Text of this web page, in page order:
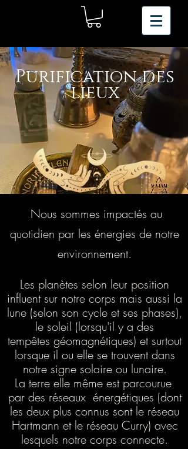
Purification des
lieux
.Nous sommes impactés au
quotidien par les énergies de notre
environnement.
Les planètes selon leur position
influent sur notre corps mais aussi la
lune (selon son cycle et ses phases),
le soleil (lorsqu'il y a des
tempêtes géomagnétiques) et surtout
lorsque il ou elle se trouvent dans
notre signe solaire ou lunaire.
La terre elle même est parcourue
par des réseaux énergétiques (dont
les deux plus connus sont le réseau
Hartmann et le réseau Curry) avec
lesquels notre corps connecte.